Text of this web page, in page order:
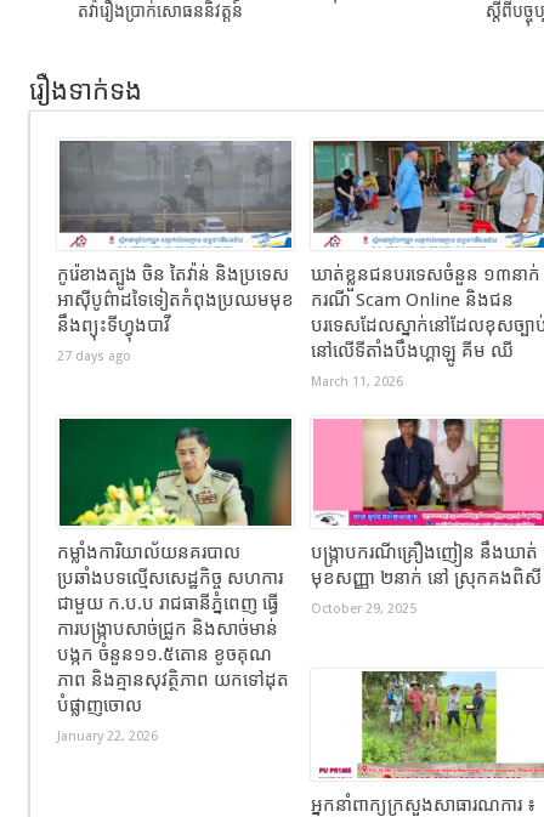
តវ៉ារឿងប្រាក់សោធននិវត្តន៍ ស្តីពីបច្ចុ
រឿងទាក់ទង
កូរ៉េខាងត្បូង ចិន តៃវ៉ាន់ និងប្រទេស
អាស៊ីបូព៌ាដទៃទៀតកំពុងប្រឈមមុខ
នឹងព្យុះទីហ្វុងបាវី
27 days ago
ឃាត់ខ្លួនជនបរទេសចំនួន ១៣នាក់
ករណី Scam Online និងជន
បរទេសដែលស្នាក់នៅដែលខុសច្បា
នៅលើទីតាំងបឹងហ្គាឡូ គីម ឈី
March 11, 2026
កម្លាំងការិយាល័យនគរបាល
ប្រឆាំងបទល្មើសសេដ្ឋកិច្ច សហការ
ជាមួយ ក.ប.ប រាជធានីភ្នំពេញ ធ្វើ
ការបង្ក្រាបសាច់ជ្រូក និងសាច់មាន់
បង្កក ចំនួន១១.៥តោន ខូចគុណ
ភាព និងគ្មានសុវត្ថិភាព យកទៅដុត
បំផ្លាញចោល
January 22, 2026
បង្ក្រាបករណីគ្រឿងញៀន នឹងឃាត់
មុខសញ្ញា ២នាក់ នៅ ស្រុកគងពិ
October 29, 2025
អ្នកនាំពាក្យក្រសួងសាធារណការ ៖